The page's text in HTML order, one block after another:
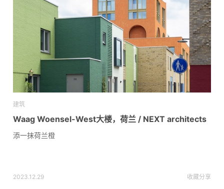
建筑
Waag Woensel-West大楼，荷兰 / NEXT architects
添一抹荷兰橙
2023.12.29 收藏分享